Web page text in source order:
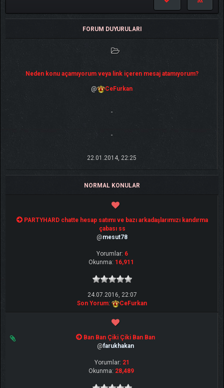
FORUM DUYURULARI
Neden konu açamıyorum veya link içeren mesaj atamıyorum?
@ CeFurkan
-
-
22.01.2014, 22:25
NORMAL KONULAR
PARTYHARD chatte hesap satımı ve bazı arkadaşlarımızı kandırma
çabası ss
@mesut78
Yorumlar: 6
Okunma: 16,911
24.07.2016, 22:07
Son Yorum: CeFurkan
Ban Ban Çiki Çiki Ban Ban
@farukhakan
Yorumlar: 21
Okunma: 28,489